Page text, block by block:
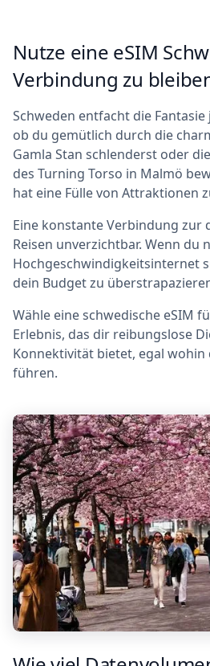
habe – es war auch
einer echten SIM-Karte. Ich
Leute jederzeit gerne
Nutze eine eSIM
Verbindung zu
Schweden entfacht die Fantasie
ob du gemütlich durch die
Gamla Stan schlenderst oder
des Turning Torso in Malmö
hat eine Fülle von Attraktionen
Eine konstante Verbindung zur
Reisen unverzichtbar. Wenn du
Hochgeschwindigkeitsinternet
dein Budget zu
Wähle eine schwedische eSIM
Erlebnis, das dir reibungslose
Konnektivität bietet, egal wohin
führen.